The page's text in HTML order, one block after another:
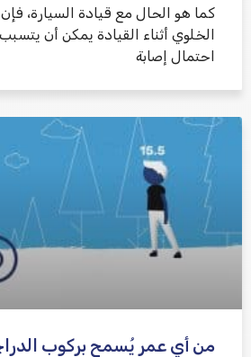
كما هو الحال مع قيادة السيارة،
الخلوي أثناء القيادة يمكن أن
احتمال إصابة
من أي عمر يُسمح بركوب